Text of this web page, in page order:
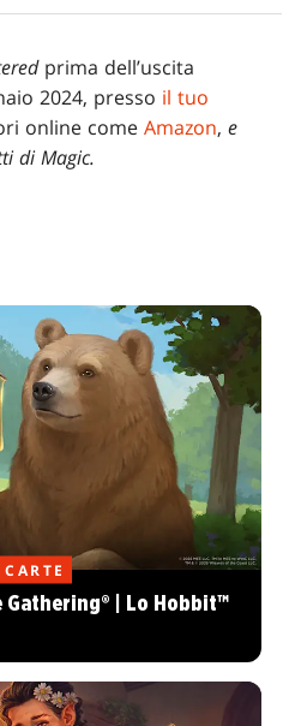
prima dell’uscita
2024, presso il tuo
online comeAmazon, e
diMagic.
Gathering® | Lo Hobbit™